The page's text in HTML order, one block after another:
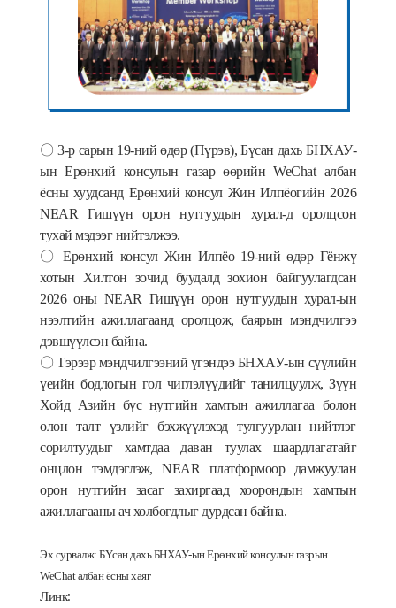
〇 3-р сарын 19-ний өдөр(Пүрэв),Бүсан дахь БНХАУ-
ын Ерөнхий консулын газарөөрийн WeChat албан
ёсны хуудсанд Ерөнхий консул Жин Илпёогийн 2026
NEAR Гишүүн орон нутгуудын хурал-д оролцсон
тухай мэдээг нийтэлжээ.
〇
Ерөнхий консул Жин Илпёо 19-ний өдөр Гёнжү
хотын Хилтон зочид буудалд зохион байгуулагдсан
2026 оны NEAR Гишүүн орон нутгуудын хурал-ын
нээлтийн ажиллагаанд оролцож, баярын мэндчилгээ
дэвшүүлсэн байна.
〇 Тэрээр мэндчилгээний үгэндээ БНХАУ-ын сүүлийн
үеийн бодлогын гол чиглэлүүдийг танилцуулж, Зүүн
Хойд Азийн бүс нутгийн хамтын ажиллагаа болон
олон талт үзлийг бэхжүүлэхэд тулгуурлан нийтлэг
сорилтуудыг хамтдаа даван туулах шаардлагатайг
онцлон тэмдэглэж, NEAR платформоор дамжуулан
орон нутгийн засаг захиргаад хоорондын хамтын
ажиллагааны ач холбогдлыг дурдсан байна.
Эх сурвалж: БҮсан дахь БНХАУ-ын Ерөнхийконсулын газрын
WeChatалбан ёсныхаяг
Линк: